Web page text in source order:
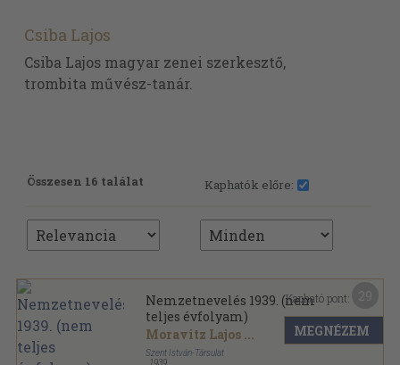
Csiba Lajos
Csiba Lajos magyar zenei szerkesztő,
trombita művész-tanár.
Összesen 16 találat Kaphatók előre:
Nemzetnevelés 1939. (nem
teljes évfolyam)
Moravitz Lajos ...
Szent István-Társulat
1939
Kapható pont:
MEGNÉZEM